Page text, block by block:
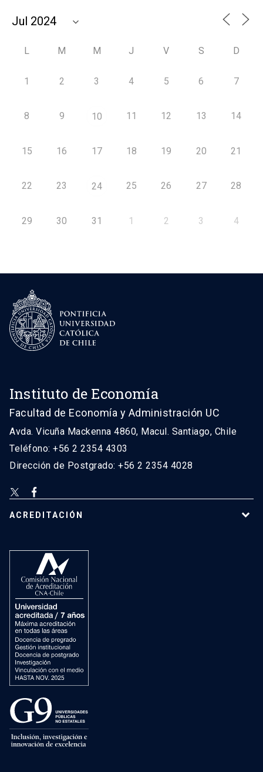
L M M J V S D
1 2 3 4 5 6 7
8 9 10 11 12 13 14
15 16 17 18 19 20 21
22 23 24 25 26 27 28
29 30 31 1 2 3 4
Instituto de Economía
Facultad de Economía y Administración UC
Avda. Vicuña Mackenna 4860, Macul. Santiago, Chile
Teléfono: +56 2 2354 4303
Dirección de Postgrado: +56 2 2354 4028
ACREDITACIÓN